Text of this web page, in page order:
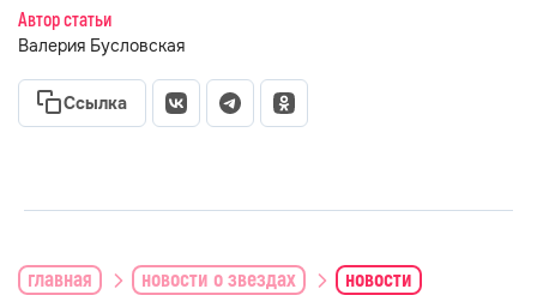
Автор статьи
Валерия Бусловская
Ссылка
главная новости о звездах новости